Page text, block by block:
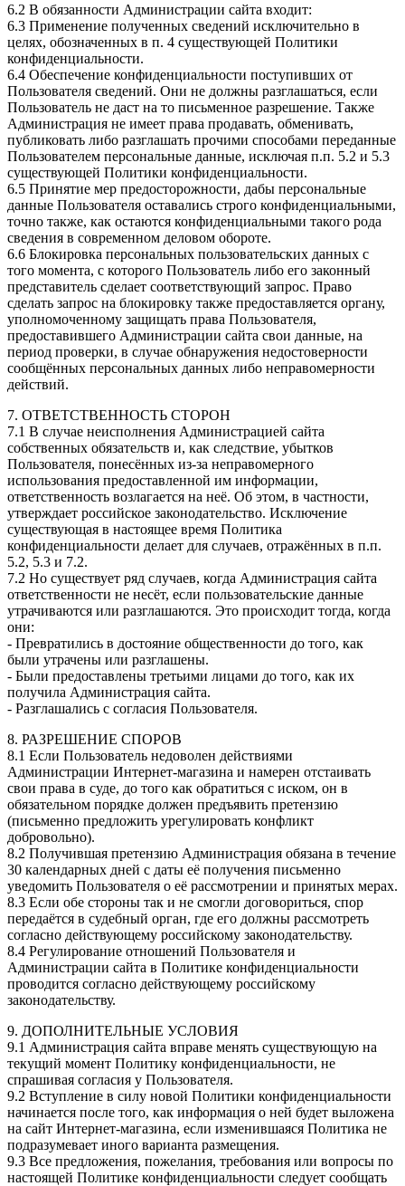
6.2 В обязанности Администрации сайта входит:
6.3 Применение полученных сведений исключительно в
целях, обозначенных в п. 4 существующей Политики
конфиденциальности.
6.4 Обеспечение конфиденциальности поступивших от
Пользователя сведений. Они не должны разглашаться, если
Пользователь не даст на то письменное разрешение. Также
Администрация не имеет права продавать, обменивать,
публиковать либо разглашать прочими способами переданные
Пользователем персональные данные, исключая п.п. 5.2 и 5.3
существующей Политики конфиденциальности.
6.5 Принятие мер предосторожности, дабы персональные
данные Пользователя оставались строго конфиденциальными,
точно также, как остаются конфиденциальными такого рода
сведения в современном деловом обороте.
6.6 Блокировка персональных пользовательских данных с
того момента, с которого Пользователь либо его законный
представитель сделает соответствующий запрос. Право
сделать запрос на блокировку также предоставляется органу,
уполномоченному защищать права Пользователя,
предоставившего Администрации сайта свои данные, на
период проверки, в случае обнаружения недостоверности
сообщённых персональных данных либо неправомерности
действий.
7. ОТВЕТСТВЕННОСТЬ СТОРОН
7.1 В случае неисполнения Администрацией сайта
собственных обязательств и, как следствие, убытков
Пользователя, понесённых из-за неправомерного
использования предоставленной им информации,
ответственность возлагается на неё. Об этом, в частности,
утверждает российское законодательство. Исключение
существующая в настоящее время Политика
конфиденциальности делает для случаев, отражённых в п.п.
5.2, 5.3 и 7.2.
7.2 Но существует ряд случаев, когда Администрация сайта
ответственности не несёт, если пользовательские данные
утрачиваются или разглашаются. Это происходит тогда, когда
они:
- Превратились в достояние общественности до того, как
были утрачены или разглашены.
- Были предоставлены третьими лицами до того, как их
получила Администрация сайта.
- Разглашались с согласия Пользователя.
8. РАЗРЕШЕНИЕ СПОРОВ
8.1 Если Пользователь недоволен действиями
Администрации Интернет-магазина и намерен отстаивать
свои права в суде, до того как обратиться с иском, он в
обязательном порядке должен предъявить претензию
(письменно предложить урегулировать конфликт
добровольно).
8.2 Получившая претензию Администрация обязана в течение
30 календарных дней с даты её получения письменно
уведомить Пользователя о её рассмотрении и принятых мерах.
8.3 Если обе стороны так и не смогли договориться, спор
передаётся в судебный орган, где его должны рассмотреть
согласно действующему российскому законодательству.
8.4 Регулирование отношений Пользователя и
Администрации сайта в Политике конфиденциальности
проводится согласно действующему российскому
законодательству.
9. ДОПОЛНИТЕЛЬНЫЕ УСЛОВИЯ
9.1 Администрация сайта вправе менять существующую на
текущий момент Политику конфиденциальности, не
спрашивая согласия у Пользователя.
9.2 Вступление в силу новой Политики конфиденциальности
начинается после того, как информация о ней будет выложена
на сайт Интернет-магазина, если изменившаяся Политика не
подразумевает иного варианта размещения.
9.3 Все предложения, пожелания, требования или вопросы по
настоящей Политике конфиденциальности следует сообщать